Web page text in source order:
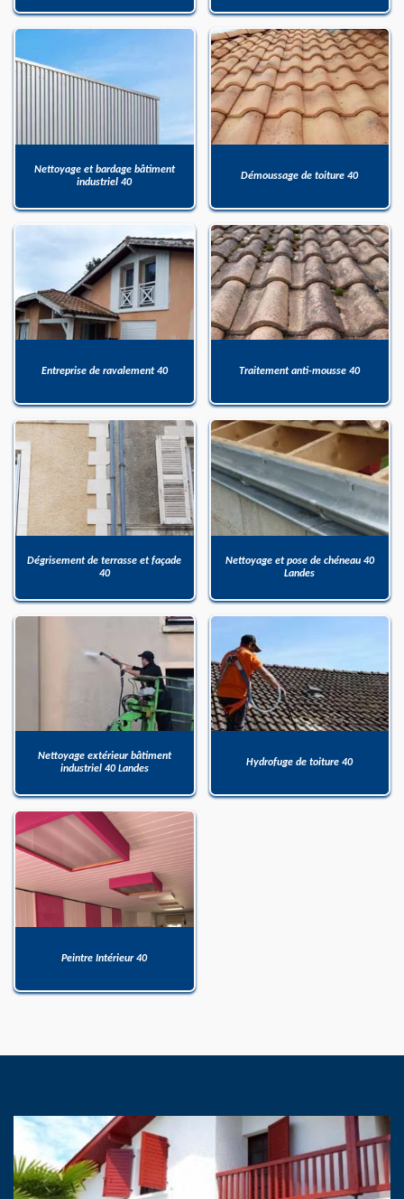
Nettoyage et bardage bâtiment
industriel 40
Démoussage de toiture 40
Entreprise de ravalement 40 Traitement anti-mousse 40
Dégrisement de terrasse et façade
40
Nettoyage et pose de chéneau 40
Landes
Nettoyage extérieur bâtiment
industriel 40 Landes
Hydrofuge de toiture 40
Peintre Intérieur 40